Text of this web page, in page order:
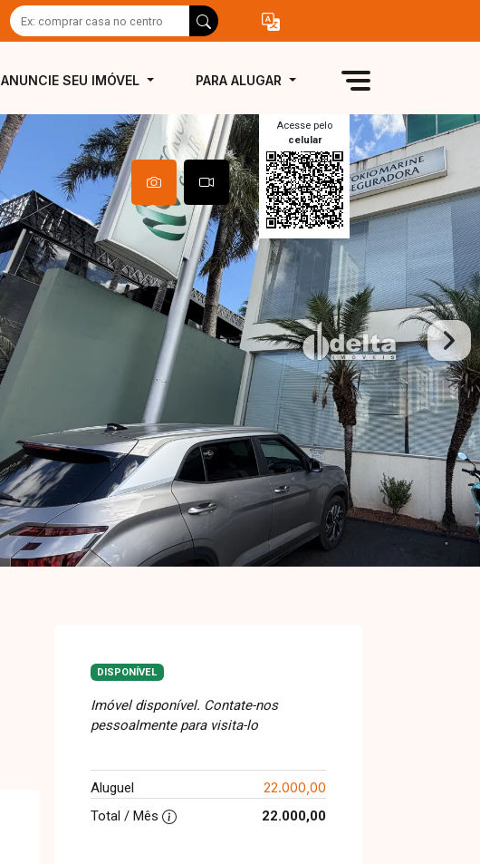
ANUNCIE SEU IMÓVEL PARA ALUGAR
Acesse pelo
celular
DISPONÍVEL
Imóvel disponível. Contate-nos
pessoalmente para visita-lo
Aluguel 22.000,00
Total / Mês 22.000,00